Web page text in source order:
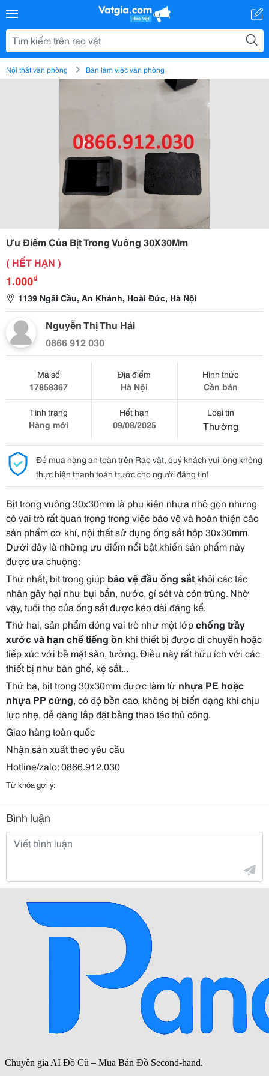
Nội thất văn phòng Bàn làm việc văn phòng
Ưu Điểm Của Bịt Trong Vuông 30X30Mm
( HẾT HẠN )
1.000₫
1139 Ngãi Cầu, An Khánh, Hoài Đức, Hà Nội
Nguyễn Thị Thu Hải
0866 912 030
Mã số
17858367
Địa điểm
Hà Nội
Hình thức
Cần bán
Tình trạng
Hàng mới
Hết hạn
09/08/2025
Loại tin
Thường
Để mua hàng an toàn trên Rao vặt, quý khách vui lòng không
thực hiện thanh toán trước cho người đăng tin!
Bịt trong vuông 30x30mm là phụ kiện nhựa nhỏ gọn nhưng
có vai trò rất quan trọng trong việc bảo vệ và hoàn thiện các
sản phẩm cơ khí, nội thất sử dụng ống sắt hộp 30x30mm.
Dưới đây là những ưu điểm nổi bật khiến sản phẩm này
được ưa chuộng:
Thứ nhất, bịt trong giúp bảo vệ đầu ống sắt khỏi các tác
nhân gây hại như bụi bẩn, nước, gỉ sét và côn trùng. Nhờ
vậy, tuổi thọ của ống sắt được kéo dài đáng kể.
Thứ hai, sản phẩm đóng vai trò như một lớpchống trầy
xước và hạn chế tiếng ồn khi thiết bị được di chuyển hoặc
tiếp xúc với bề mặt sàn, tường. Điều này rất hữu ích với các
thiết bị như bàn ghế, kệ sắt...
Thứ ba, bịt trong 30x30mm được làm từ nhựa PE hoặc
nhựa PP cứng, có độ bền cao, không bị biến dạng khi chịu
lực nhẹ, dễ dàng lắp đặt bằng thao tác thủ công.
Giao hàng toàn quốc
Nhận sản xuất theo yêu cầu
Hotline/zalo: 0866.912.030
Từ khóa gợi ý:
Bình luận